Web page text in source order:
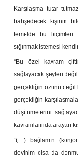
Karşılaşma tutar
bahşedecek kişinin
temelde bu biçimleri
sığınmak istemesi
“Bu özel kavram
sağlayacak şeyleri
gerçekliğin özünü değil
gerçekliğin
düşünmelerini
kavramlarında arayan
“(…) bağlamın
devinim olsa da